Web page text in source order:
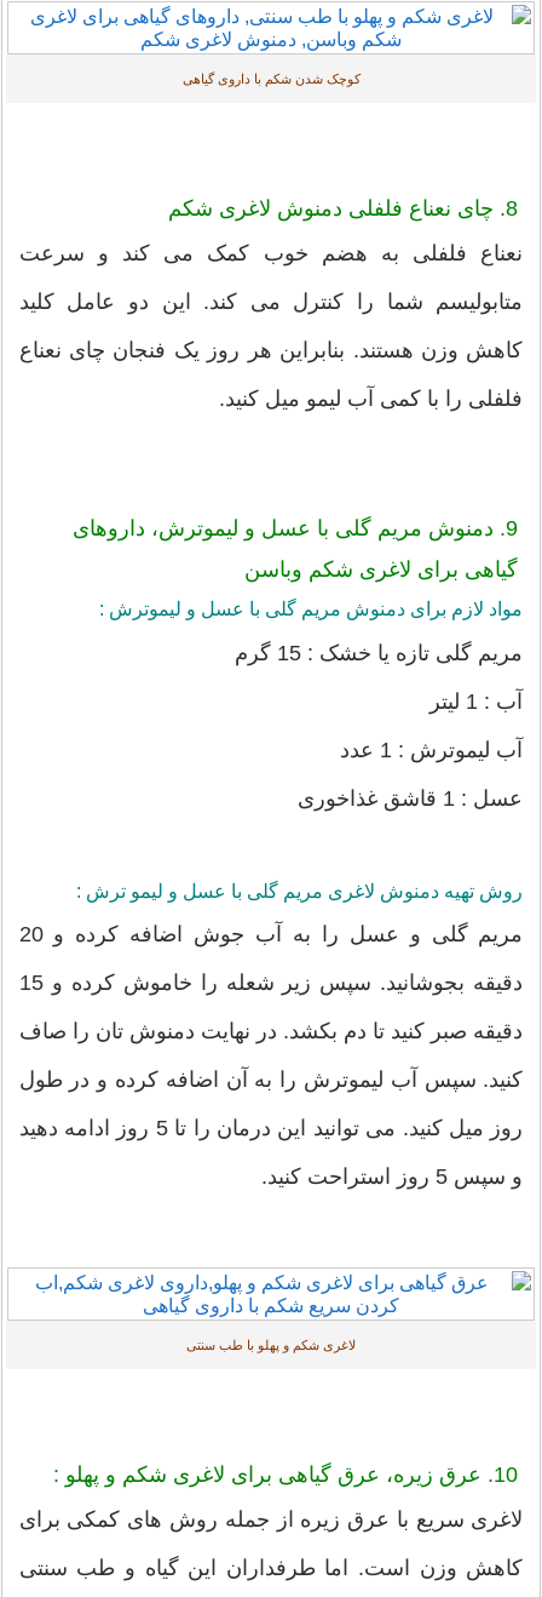
کوچک شدن شکم با داروی گیاهی
8. چای نعناع فلفلی
دمنوش لاغری شکم
نعناع فلفلی به هضم خوب کمک می کند و سرعت
متابولیسم شما را کنترل می کند. این دو عامل کلید
کاهش وزن هستند. بنابراین هر روز یک فنجان چای نعناع
فلفلی را با کمی آب لیمو میل کنید.
9. دمنوش مریم گلی با عسل و لیموترش، داروهای
گیاهی برای لاغری شکم وباسن
مواد لازم برای دمنوش مریم گلی با عسل و لیموترش :
مریم گلی تازه یا خشک : 15 گرم
آب : 1 لیتر
آب لیموترش : 1 عدد
عسل : 1 قاشق غذاخوری
روش تهیه دمنوش لاغری مریم گلی با عسل و لیمو ترش :
مریم گلی و عسل را به آب جوش اضافه کرده و 20
دقیقه بجوشانید. سپس زیر شعله را خاموش کرده و 15
دقیقه صبر کنید تا دم بکشد. در نهایت دمنوش تان را صاف
کنید. سپس آب لیموترش را به آن اضافه کرده و در طول
روز میل کنید. می توانید این درمان را تا 5 روز ادامه دهید
و سپس 5 روز استراحت کنید.
لاغری شکم و پهلو با طب سنتی
10. عرق زیره، عرق گیاهی برای لاغری شکم و پهلو :
لاغری سریع با عرق زیره از جمله روش های کمکی برای
کاهش وزن است. اما طرفداران این گیاه و طب سنتی